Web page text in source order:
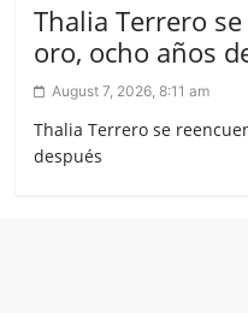
Thalia Terrero
oro, ocho años
August 7, 2026, 8:11 am
Thalia Terrero se
después